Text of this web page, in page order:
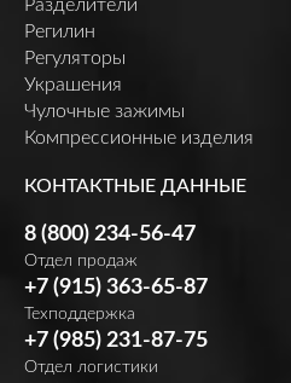
Разделители
Регилин
Регуляторы
Украшения
Чулочные зажимы
Компрессионные изделия
КОНТАКТНЫЕ ДАННЫЕ
8 (800) 234-56-47
Отдел продаж
+7 (915) 363-65-87
Техподдержка
+7 (985) 231-87-75
Отдел логистики